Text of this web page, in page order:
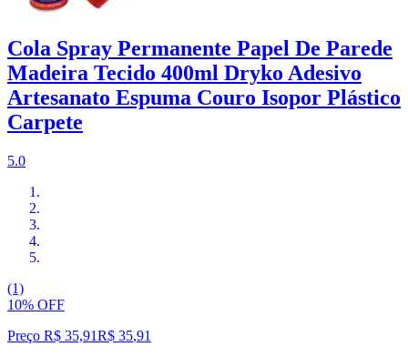
Cola Spray Permanente Papel De Parede
Madeira Tecido 400ml Dryko Adesivo
Artesanato Espuma Couro Isopor Plástico
Carpete
5.0
(1)
10% OFF
Preço R$ 35,91R$ 35,91